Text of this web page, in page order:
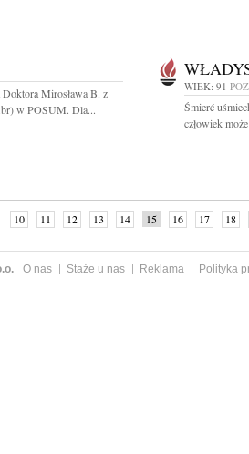
Mirosława B. z
w POSUM. Dla...
WIEK: 91
Śmierć
człowiek
10 11 12 13 14 15 16 17
18
O nas Staże u nas Reklama
Polityka